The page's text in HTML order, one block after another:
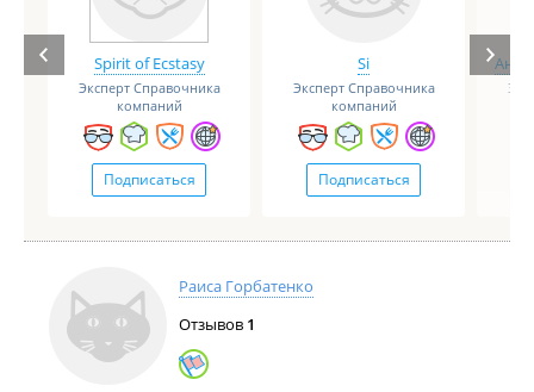
Spirit of Ecstasy
Эксперт Справочника
компаний
Подписаться
Si
Эксперт Справочника
компаний
Подписаться
Раиса Горбатенко
Отзывов 1